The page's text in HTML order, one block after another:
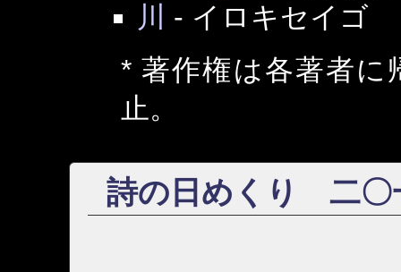
川
- イロキセイゴ
* 著作権は各著者に
止。
詩の日めくり 二〇